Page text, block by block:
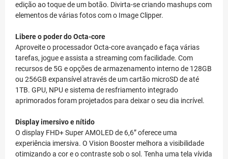
edição ao toque de um botão. Divirta-se criando mashups com
elementos de várias fotos com o Image Clipper.
Libere o poder do Octa-core
Aproveite o processador Octa-core avançado e faça várias
tarefas, jogue e assista a streaming com facilidade. Com
recursos de 5G e opções de armazenamento interno de 128GB
ou 256GB expansível através de um cartão microSD de até
1TB. GPU, NPU e sistema de resfriamento integrado
aprimorados foram projetados para deixar o seu dia incrível.
Display imersivo e nítido
O display FHD+ Super AMOLED de 6,6” oferece uma
experiência imersiva. O Vision Booster melhora a visibilidade
otimizando a cor e o contraste sob o sol. Tenha uma tela vívida